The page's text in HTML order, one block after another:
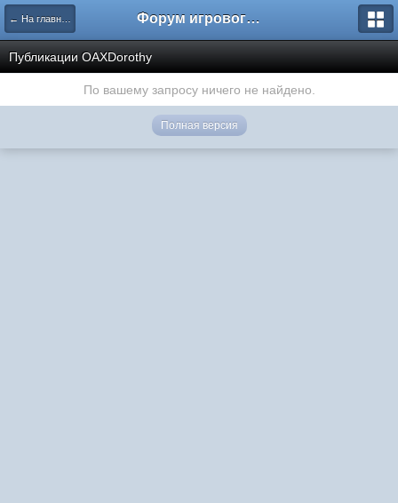
← На главную Форум игрового проекта Riverrise
Публикации OAXDorothy
По вашему запросу ничего не найдено.
Полная версия